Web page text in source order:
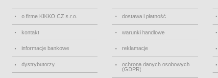
o firme KIKKO CZ s.r.o.
kontakt
informacje bankowe
dystrybutorzy
dostawa i płatność
warunki handlowe
reklamacje
ochrona danych osobowych
(GDPR)